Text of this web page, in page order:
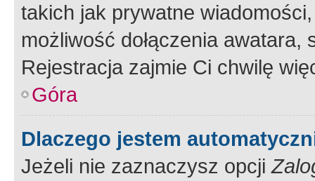
takich jak prywatne
możliwość dołączenia
Rejestracja zajmie Ci chwilę
Góra
Dlaczego jestem
Jeżeli nie zaznaczysz opcji